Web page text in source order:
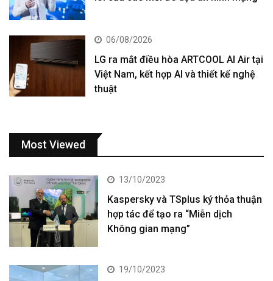
06/08/2026
LG ra mắt điều hòa ARTCOOL AI Air tại
Việt Nam, kết hợp AI và thiết kế nghệ
thuật
Most Viewed
13/10/2023
Kaspersky và TSplus ký thỏa thuận
hợp tác để tạo ra “Miễn dịch
Không gian mạng”
19/10/2023